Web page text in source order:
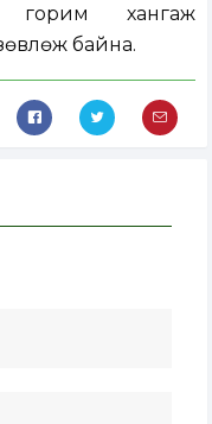
горим хангаж
байна.